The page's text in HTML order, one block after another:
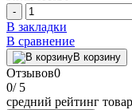
-
В закладки
В сравнение
В корзину
Отзывов0
0/ 5
средний рейтинг